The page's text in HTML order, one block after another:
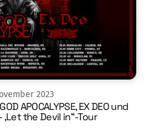
2023
APOCALYPSE, EX DEO und
‚Let the Devil in“-Tour